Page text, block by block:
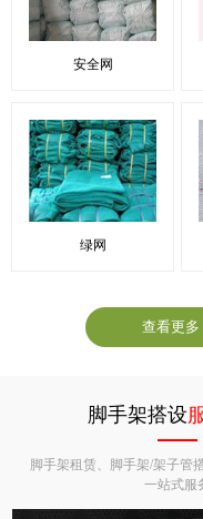
安全网
绿网
查看更多
脚手架租赁、脚手架/架子管搭
一站式服
脚手架搭设